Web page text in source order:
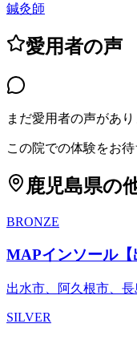
鍼灸師
愛用者の声
まだ愛用者の声があ
この院での体験をお
鹿児島県の
BRONZE
MAPインソール【
出水市、阿久根市、
SILVER